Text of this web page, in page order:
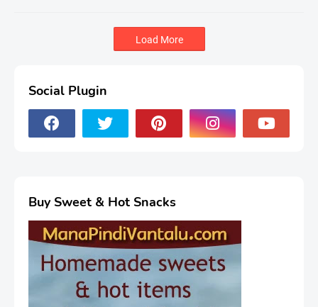
Load More
Social Plugin
Buy Sweet & Hot Snacks